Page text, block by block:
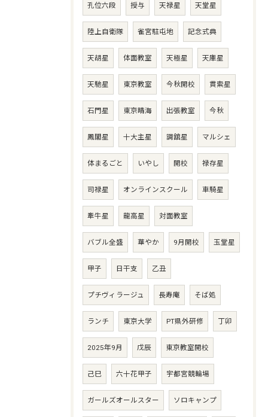
孔位六段 授与 天禄星 天堂星
陸上自衛隊 雀宮駐屯地 記念式典
天胡星 体面教室 天極星 天庫星
天馳星 東京教室 今秋開校 貫索星
石門星 東京晴海 出張教室 今秋
鳳閣星 十大主星 調舘星 マルシェ
体まるごと いやし 開校 禄存星
司禄星 オンラインスクール 車騎星
牽牛星 龍高星 対面教室
バブル全盛 華やか 9月開校 玉堂星
甲子 日干支 乙丑
プチヴィラージュ 長寿庵 そば処
ランチ 東京大学 PT県外研修 丁卯
2025年9月 戊辰 東京教室開校
己巳 六十花甲子 宇都宮競輪場
ガールズオールスター ソロキャンプ